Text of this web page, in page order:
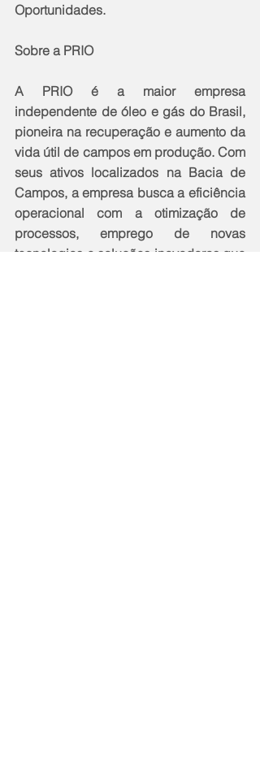
Oportunidades.
Sobre a PRIO
A PRIO é a maior empresa
independente de óleo e gás do Brasil,
pioneira na recuperação e aumento da
vida útil de campos em produção. Com
seus ativos localizados na Bacia de
Campos, a empresa busca a eficiência
operacional com a otimização de
processos, emprego de novas
tecnologias e soluções inovadoras que